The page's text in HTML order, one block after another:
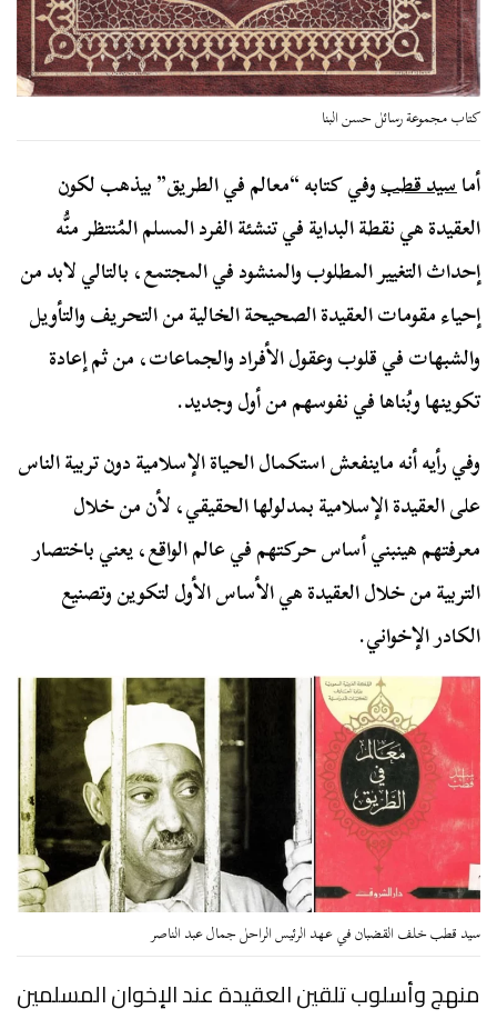
كتاب مجموعة رسائل حسن البنا
أماسيد قطبوفي كتابه “معالم في الطريق” بيذهب لكون
العقيدة هي نقطة البداية في تنشئة الفرد المسلم المُنتظر منُّه
إحداث التغيير المطلوب والمنشود في المجتمع، بالتالي لابد من
إحياء مقومات العقيدة الصحيحة الخالية من التحريف والتأويل
والشبهات في قلوب وعقول الأفراد والجماعات، من ثم إعادة
تكوينها وبُناها في نفوسهم من أول وجديد.
وفي رأيه أنه ماينفعش استكمال الحياة الإسلامية دون تربية الناس
على العقيدة الإسلامية بمدلولها الحقيقي، لأن من خلال
معرفتهم هينبني أساس حركتهم في عالم الواقع، يعني باختصار
التربية من خلال العقيدة هي الأساس الأول لتكوين وتصنيع
الكادر الإخواني.
سيد قطب خلف القضبان في عهد الرئيس الراحل جمال عبد الناصر
منهج وأسلوبتلقين العقيدة عند الإخوان المسلمين